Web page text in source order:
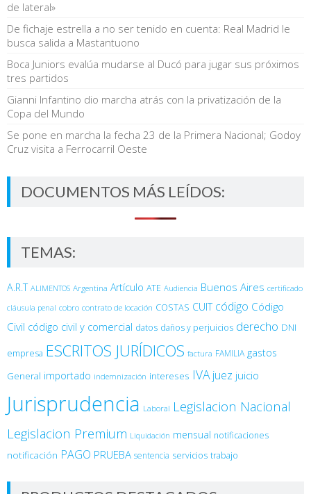
de lateral»
De fichaje estrella a no ser tenido en cuenta: Real Madrid le
busca salida a Mastantuono
Boca Juniors evalúa mudarse al Ducó para jugar sus próximos
tres partidos
Gianni Infantino dio marcha atrás con la privatización de la
Copa del Mundo
Se pone en marcha la fecha 23 de la Primera Nacional; Godoy
Cruz visita a Ferrocarril Oeste
DOCUMENTOS MÁS LEÍDOS:
TEMAS:
A.R.T ALIMENTOS Argentina Artículo ATE Audiencia Buenos Aires certificado
cláusula penal cobro contrato de locación COSTAS CUIT código Código
Civil código civil y comercial datos daños y perjuicios derecho DNI
empresa ESCRITOS JURÍDICOS factura FAMILIA gastos
General importado indemnización intereses IVA juez juicio
Jurisprudencia Laboral Legislacion Nacional
Legislacion Premium Liquidación mensual notificaciones
notificación PAGO PRUEBA sentencia servicios trabajo